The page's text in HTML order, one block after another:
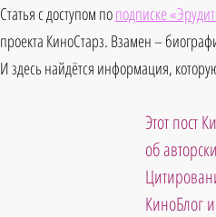
Статья с доступом по подписке
проекта КиноСтарз. Взамен –
И здесь найдётся информация,
Этот пост
об
КиноБлог